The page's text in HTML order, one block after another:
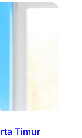
Timur